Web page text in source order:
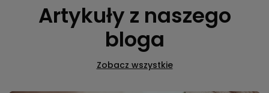
Artykuły z naszego
bloga
Zobacz wszystkie